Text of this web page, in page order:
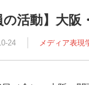
の活動】大
24 メディア表現